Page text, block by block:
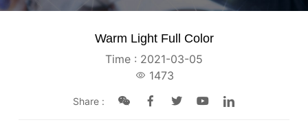
Warm Light Full Color
Time : 2021-03-05
1473
Share :